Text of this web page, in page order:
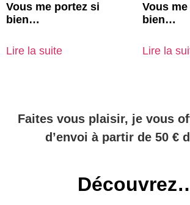
Vous me portez si
bien…
Lire la suite
Vous
bien…
Lire la
Faites vous plaisir, je vous
d’envoi à partir de 50 €